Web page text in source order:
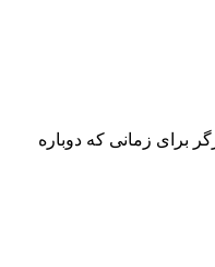
برای زمانی که دوباره